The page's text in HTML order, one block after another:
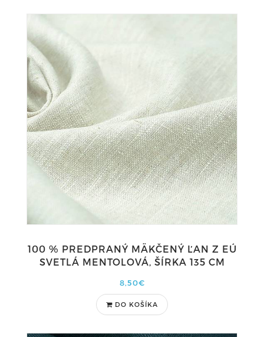
100 % PREDPRANÝ MÄKČENÝ ĽAN Z EÚ
SVETLÁ MENTOLOVÁ, ŠÍRKA 135 CM
8,50€
DO KOŠÍKA